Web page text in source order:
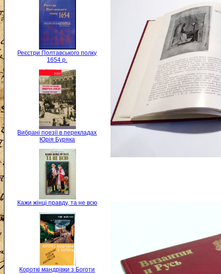
Реєстри Полтавського полку
1654 р.
Вибрані поезії в перекладах
Юрія Буряка
Кажи жінці правду, та не всю
Короткі мандрівки з Боготи